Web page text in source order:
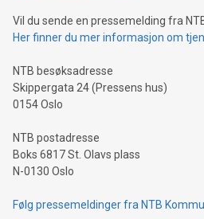
Vil du sende en pressemelding fra
Her finner du mer informasjon om
NTB besøksadresse
Skippergata 24 (Pressens hus)
0154 Oslo
NTB postadresse
Boks 6817 St. Olavs plass
N-0130 Oslo
Følg pressemeldinger fra NTB